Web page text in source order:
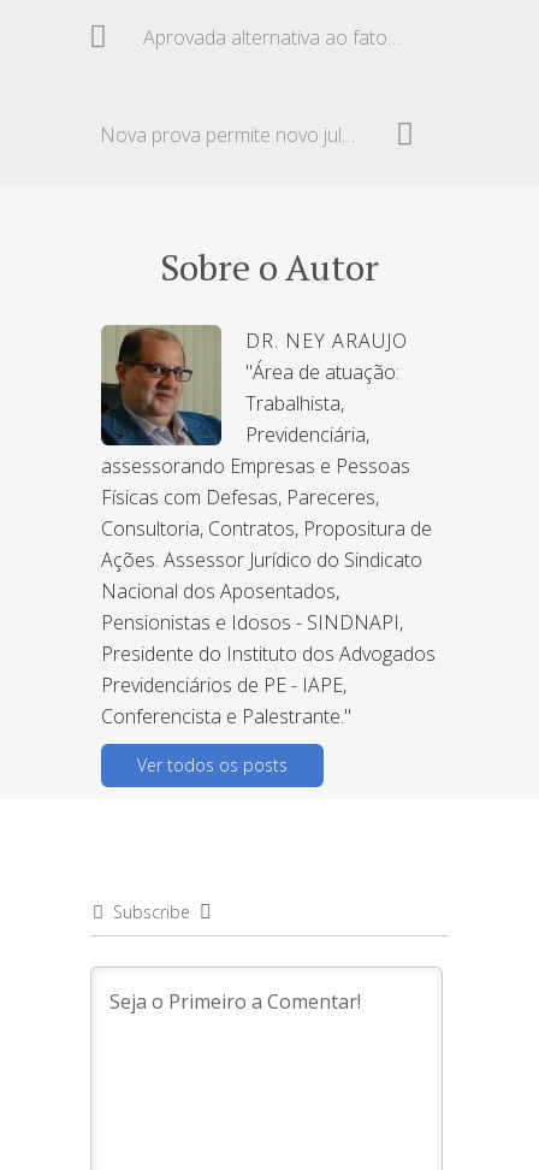
Aprovada alternativa ao fator previdenciário
Nova prova permite novo julgamento
Sobre o Autor
DR. NEY ARAUJO
"Área de atuação:
Trabalhista,
Previdenciária,
assessorando Empresas e Pessoas
Físicas com Defesas, Pareceres,
Consultoria, Contratos, Propositura de
Ações. Assessor Jurídico do Sindicato
Nacional dos Aposentados,
Pensionistas e Idosos - SINDNAPI,
Presidente do Instituto dos Advogados
Previdenciários de PE - IAPE,
Conferencista e Palestrante."
Ver todos os posts
Subscribe